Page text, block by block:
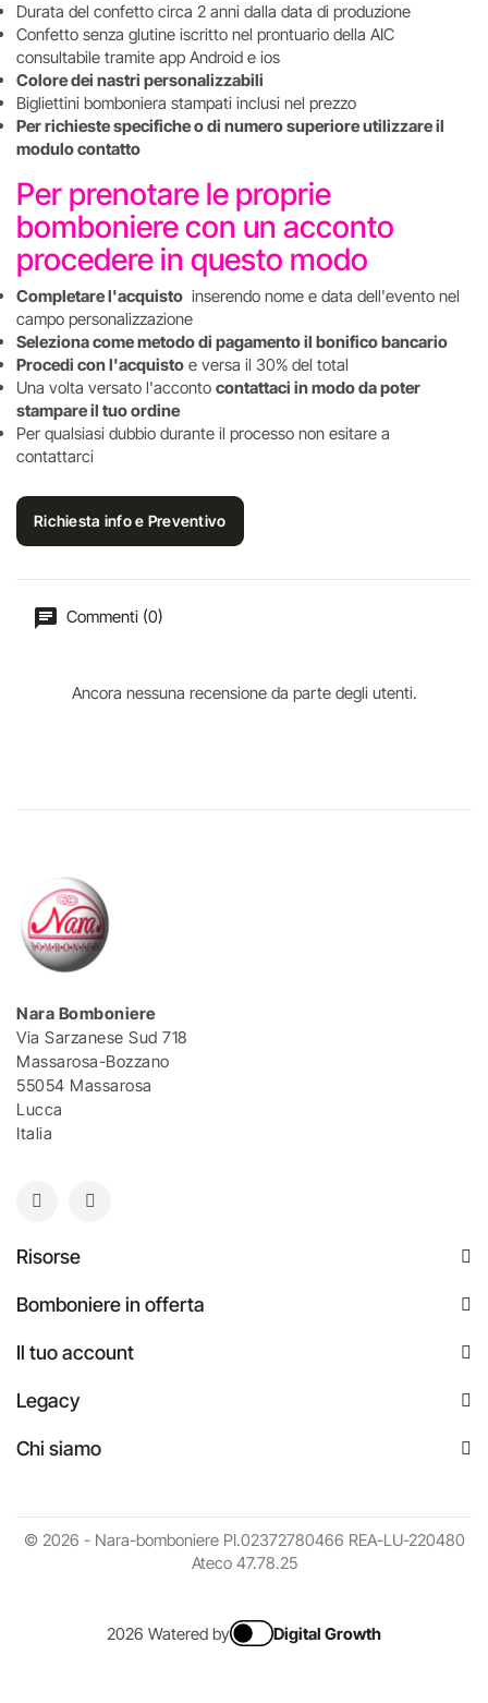
Durata del confetto circa 2 anni dalla data di produzione
Confetto senza glutine iscritto nel prontuario della AIC
consultabile tramite app Android e ios
Colore dei nastri personalizzabili
Bigliettini bomboniera stampati inclusi nel prezzo
Per richieste specifiche o di numero superiore utilizzare il
modulo contatto
Per prenotare le proprie
bomboniere con un acconto
procedere in questo modo
Completare l'acquisto inserendo nome e data dell'evento nel
campo personalizzazione
Seleziona come metodo di pagamento il bonifico bancario
Procedi con l'acquisto e versa il 30% del total
Una volta versato l'acconto contattaci in modo da poter
stampare il tuo ordine
Per qualsiasi dubbio durante il processo non esitare a
contattarci
Richiesta info e Preventivo
Commenti (0)
Ancora nessuna recensione da parte degli utenti.
Nara Bomboniere
Via Sarzanese Sud 718
Massarosa-Bozzano
55054 Massarosa
Lucca
Italia
Risorse
Bomboniere in offerta
Il tuo account
Legacy
Chi siamo
© 2026 - Nara-bomboniere PI.02372780466 REA-LU-220480
Ateco 47.78.25
2026 Watered by Digital Growth